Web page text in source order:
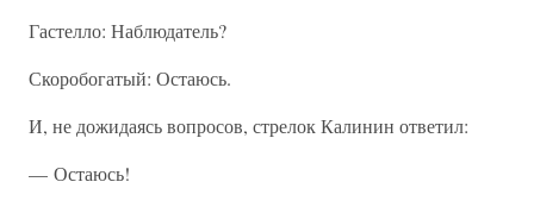
Гастелло: Наблюдатель?
Скоробогатый: Остаюсь.
И, не дожидаясь вопросов, стрелок Калинин ответил:
— Остаюсь!